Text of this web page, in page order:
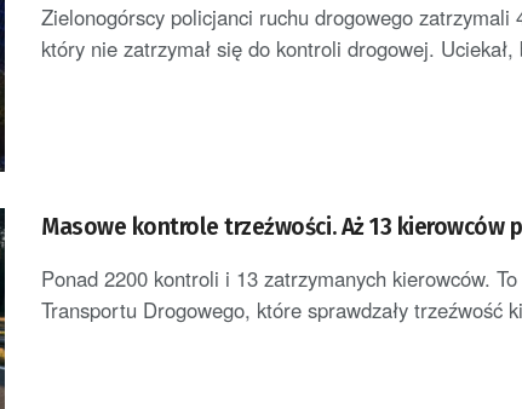
Zielonogórscy policjanci ruchu drogowego zatrzymali
który nie zatrzymał się do kontroli drogowej. Uciekał,
Masowe kontrole trzeźwości. Aż 13 kierowców
Ponad 2200 kontroli i 13 zatrzymanych kierowców.
Transportu Drogowego, które sprawdzały trzeźwość